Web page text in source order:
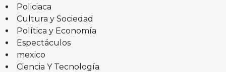
Policiaca
Cultura y Sociedad
Política y Economía
Espectáculos
mexico
Ciencia Y Tecnología